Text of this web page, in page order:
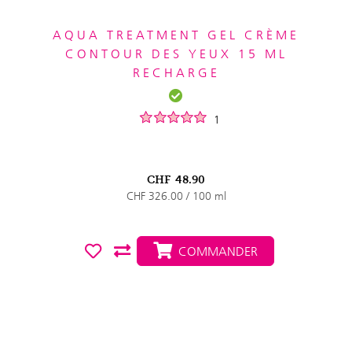
AQUA TREATMENT GEL CRÈME
CONTOUR DES YEUX 15 ML
RECHARGE
1
CHF 48.90
CHF 326.00 / 100 ml
COMMANDER